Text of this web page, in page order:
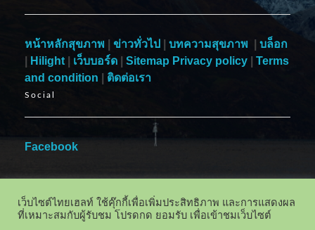
หน้าหลักสุขภาพ ข่าวทั่วไป บทความสุขภาพ
บล็อก
Hilight เว็บบอร์ด Sitemap Privacy policy
Terms
and condition
ติดต่อเรา
Social
Facebook
เว็บไซต์ไทยเฮลท์ ใช้คุ๊กกี้เพื่อเพิ่มประสิทธิภาพ และการแสดงผล
ที่เหมาะสมกับผู้รับชม โปรดกด ยอมรับ เพื่อเข้าชมเว็บไซต์